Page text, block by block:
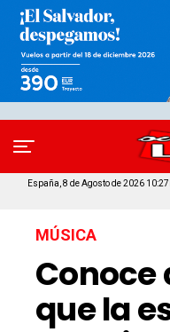
España, 8 de Agosto de 2026
MÚSICA
Conoce
que la